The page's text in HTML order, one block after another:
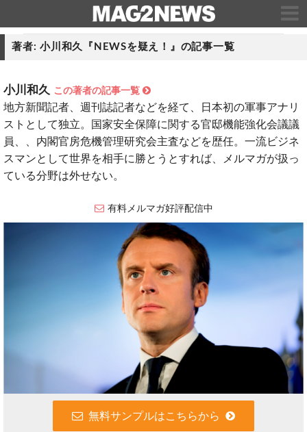
著者: 小川和久『NEWSを疑え！』の記事一覧
小川和久 この著者の記事一覧
地方新聞記者、週刊誌記者などを経て、日本初の軍事アナリ
ストとして独立。国家安全保障に関する官邸機能強化会議議
員、、内閣官房危機管理研究会主査などを歴任。一流ビジネ
スマンとして世界を相手に勝とうとすれば、メルマガが扱っ
ている分野は外せない。
有料メルマガ好評配信中
無料サンプルはこちらから